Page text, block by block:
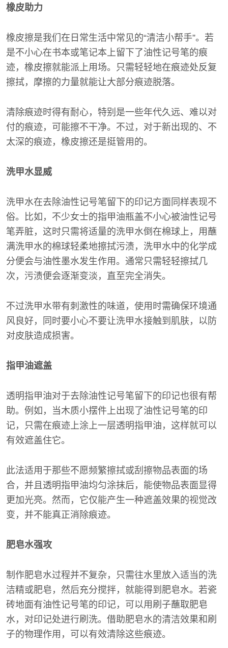
橡皮助力
橡皮擦是我们在日常生活中常见的“清洁小帮手”。若
是不小心在书本或笔记本上留下了油性记号笔的痕
迹，橡皮擦就能派上用场。只需轻轻地在痕迹处反复
擦拭，摩擦的力量就能让大部分痕迹脱落。
清除痕迹时得有耐心，特别是一些年代久远、难以对
付的痕迹，可能擦不干净。不过，对于新出现的、不
太深的痕迹，橡皮擦还是挺管用的。
洗甲水显威
洗甲水在去除油性记号笔留下的印记方面同样表现不
俗。比如，不少女士的指甲油瓶盖不小心被油性记号
笔弄脏，这时只需将适量的洗甲水倒在棉球上，用蘸
满洗甲水的棉球轻柔地擦拭污渍，洗甲水中的化学成
分便会与油性墨水发生作用。通常只需轻轻擦拭几
次，污渍便会逐渐变淡，直至完全消失。
不过洗甲水带有刺激性的味道，使用时需确保环境通
风良好，同时要小心不要让洗甲水接触到肌肤，以防
对皮肤造成损害。
指甲油遮盖
透明指甲油对于去除油性记号笔留下的印记也很有帮
助。例如，当木质小摆件上出现了油性记号笔的印
记，只需在痕迹上涂上一层透明指甲油，这样就可以
有效遮盖住它。
此法适用于那些不愿频繁擦拭或刮擦物品表面的场
合，并且透明指甲油均匀涂抹后，能使物品表面显得
更加光亮。然而，它仅能产生一种遮盖效果的视觉改
变，并不能真正消除痕迹。
肥皂水强攻
制作肥皂水过程并不复杂，只需往水里放入适当的洗
洁精或肥皂，然后充分搅拌，就能得到肥皂水。若瓷
砖地面有油性记号笔的印记，可以用刷子蘸取肥皂
水，对印记处进行刷洗。借助肥皂水的清洁效果和刷
子的物理作用，可以有效清除这些痕迹。